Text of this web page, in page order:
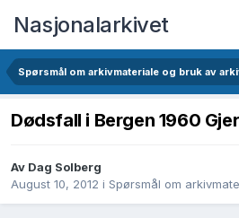
Nasjonalarkivet
Spørsmål om arkivmateriale og bruk av
Dødsfall i Bergen 1960
Av Dag Solberg
August 10, 2012 i Spørsmål om